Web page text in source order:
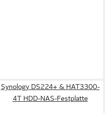
Synology DS224+ & HAT3300-
4T HDD-NAS-Festplatte